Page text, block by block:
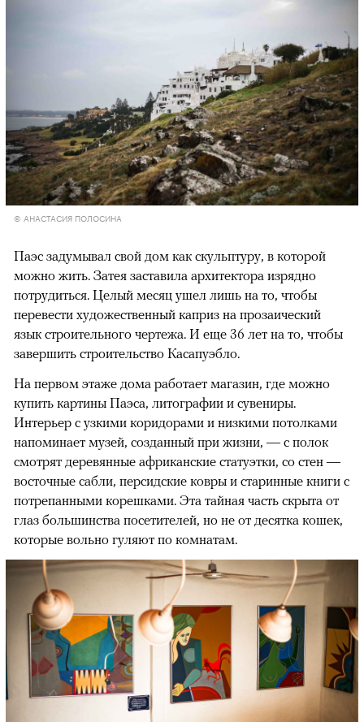
© АНАСТАСИЯ ПОЛОСИНА
Паэс задумывал свой дом как скульптуру, в которой
можно жить. Затея заставила архитектора изрядно
потрудиться. Целый месяц ушел лишь на то, чтобы
перевести художественный каприз на прозаический
язык строительного чертежа. И еще 36 лет на то, чтобы
завершить строительство Касапуэбло.
На первом этаже дома работает магазин, где можно
купить картины Паэса, литографии и сувениры.
Интерьер с узкими коридорами и низкими потолками
напоминает музей, созданный при жизни, — с полок
смотрят деревянные африканские статуэтки, со стен —
восточные сабли, персидские ковры и старинные книги с
потрепанными корешками. Эта тайная часть скрыта от
глаз большинства посетителей, но не от десятка кошек,
которые вольно гуляют по комнатам.